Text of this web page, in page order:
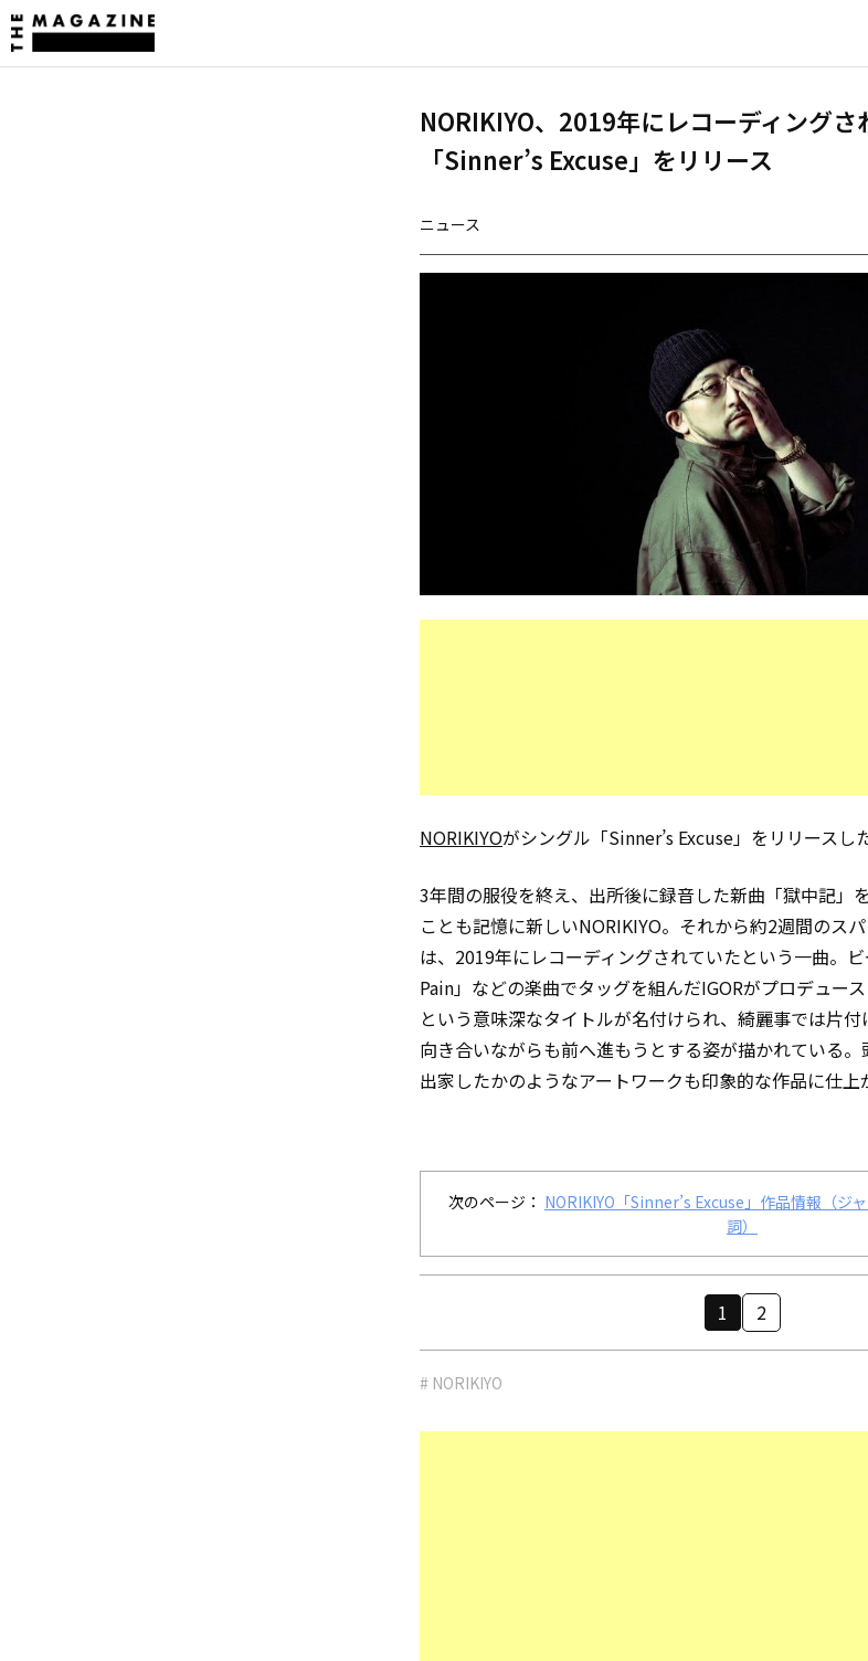
NORIKIYO、2019年にレコーディングさ
「Sinner’s Excuse」をリリース
ニュース
NORIKIYOがシングル「Sinner’s Excuse」をリリースした
3年間の服役を終え、出所後に録音した新曲「獄中記」
ことも記憶に新しいNORIKIYO。それから約2週間のス
は、2019年にレコーディングされていたという一曲。
Pain」などの楽曲でタッグを組んだIGORがプロデュー
という意味深なタイトルが名付けられ、綺麗事では片
向き合いながらも前へ進もうとする姿が描かれている
出家したかのようなアートワークも印象的な作品に仕上
次のページ： NORIKIYO「Sinner’s Excuse」作品情報（ジ
詞）
1 2
# NORIKIYO